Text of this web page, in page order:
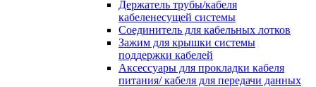
Держатель трубы/кабеля
кабеленесущей системы
Соединитель для кабельных лотков
Зажим для крышки системы
поддержки кабелей
Аксессуары для прокладки кабеля
питания/ кабеля для передачи данных